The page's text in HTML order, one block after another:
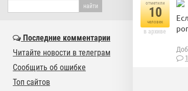
отметили
10
человек
в архиве
Последние комментарии
Читайте новости в телеграм
Сообщить об ошибке
Топ сайтов